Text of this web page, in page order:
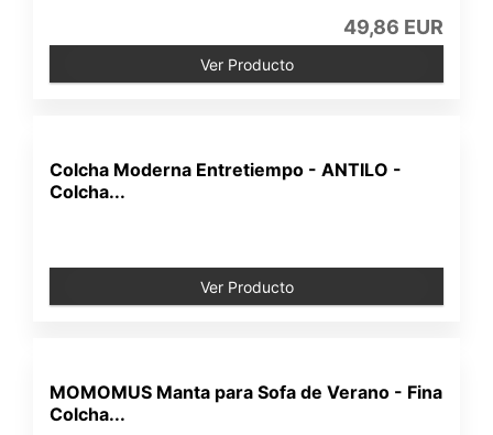
49,86 EUR
Ver Producto
Colcha Moderna Entretiempo - ANTILO -
Colcha...
Ver Producto
MOMOMUS Manta para Sofa de Verano - Fina
Colcha...